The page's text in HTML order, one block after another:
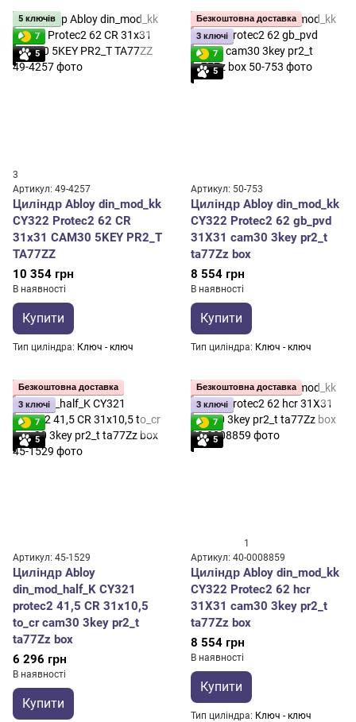
5 ключів
7
5
3
Артикул: 49-4257
Циліндр Abloy din_mod_kk
CY322 Protec2 62 CR
31x31 CAM30 5KEY PR2_T
TA77ZZ
10 354 грн
В наявності
Купити
Тип циліндра Ключ - ключ
Безкоштовна доставка
3 ключі
7
5
Артикул: 50-753
Циліндр Abloy din_mod_kk
CY322 Protec2 62 gb_pvd
31X31 cam30 3key pr2_t
ta77Zz box
8 554 грн
В наявності
Купити
Тип циліндра Ключ - ключ
Безкоштовна доставка
3 ключі
7
5
Артикул: 45-1529
Циліндр Abloy
din_mod_half_K CY321
protec2 41,5 CR 31x10,5
to_cr cam30 3key pr2_t
ta77Zz box
6 296 грн
В наявності
Купити
Безкоштовна доставка
3 ключі
7
5
1
Артикул: 40-0008859
Циліндр Abloy din_mod_kk
CY322 Protec2 62 hcr
31X31 cam30 3key pr2_t
ta77Zz box
8 554 грн
В наявності
Купити
Тип циліндра Ключ - ключ